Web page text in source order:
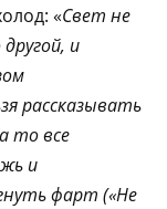
«Свет не
и
рассказывать
то все
и
фарт («Не